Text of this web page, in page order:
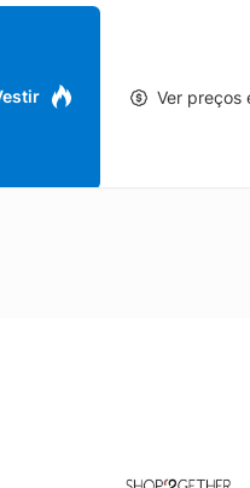
Ver preços